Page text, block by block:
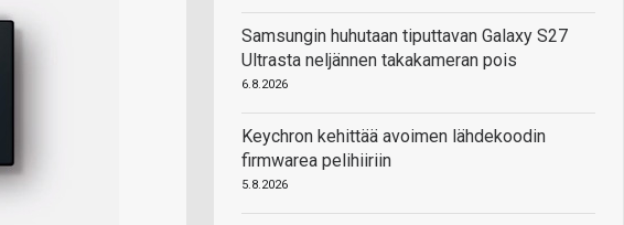
Samsungin huhutaan tiputtavan Galaxy S27
Ultrasta neljännen takakameran pois
6.8.2026
Keychron kehittää avoimen lähdekoodin
firmwarea pelihiiriin
5.8.2026